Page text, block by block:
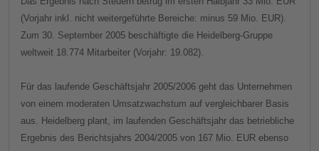
(Vorjahr inkl. nicht weitergeführte Bereiche: minus 59 Mio. EUR).
Zum 30. September 2005 beschäftigte die Heidelberg-Gruppe
weltweit 18.774 Mitarbeiter (Vorjahr: 19.082).
Für das laufende Geschäftsjahr 2005/2006 geht das Unternehmen
von einem moderaten Umsatzwachstum auf vergleichbarer Basis
aus. Heidelberg plant, im laufenden Geschäftsjahr das betriebliche
Ergebnis des Berichtsjahrs 2004/2005 von 167 Mio. EUR ebenso